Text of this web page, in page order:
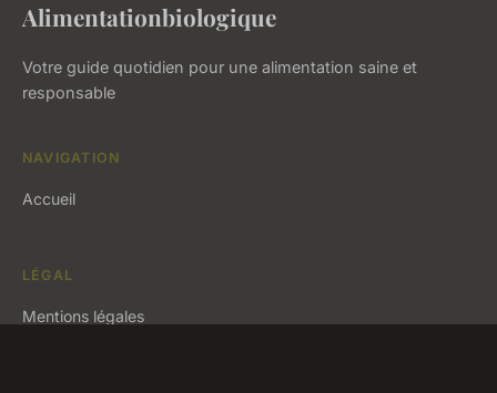
Alimentationbiologique
Votre guide quotidien pour une alimentation saine et
responsable
NAVIGATION
Accueil
LÉGAL
Mentions légales